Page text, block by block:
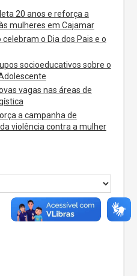
20 anos e reforça a
mulheres em Cajamar
o Dia dos Pais e o
socioeducativos sobre o
vagas nas áreas de
a campanha de
violência contra a mulher